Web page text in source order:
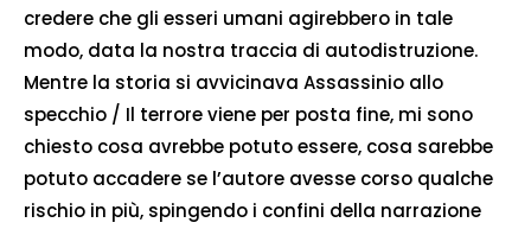
credere che gli esseri umani agirebbero in tale
modo, data la nostra traccia di autodistruzione.
Mentre la storia si avvicinava Assassinio allo
specchio / Il terrore viene per posta fine, mi sono
chiesto cosa avrebbe potuto essere, cosa sarebbe
potuto accadere se l’autore avesse corso qualche
rischio in più, spingendo i confini della narrazione